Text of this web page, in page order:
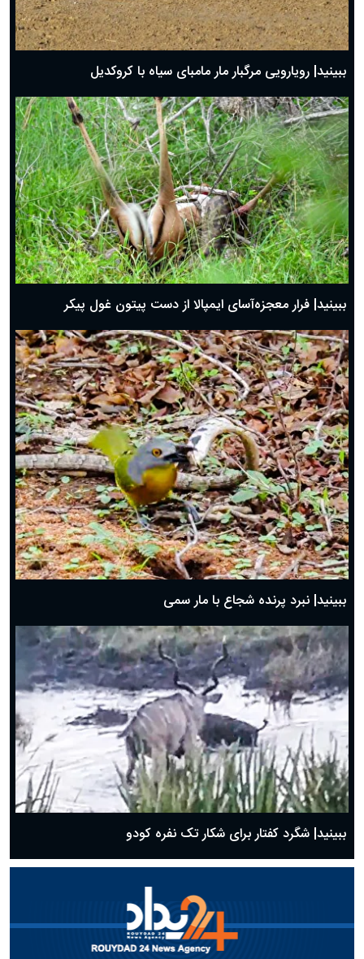
ببینید| رویارویی مرگبار مار مامبای سیاه با کروکدیل
ببینید| فرار معجزه‌آسای ایمپالا از دست پیتون غول پیکر
ببینید| نبرد پرنده شجاع با مار سمی
ببینید| شگرد کفتار برای شکار تک نفره کودو